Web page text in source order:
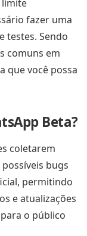
limite
fazer uma
testes. Sendo
comuns em
que você possa
Beta?
coletarem
bugs
permitindo
e atualizações
o público